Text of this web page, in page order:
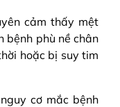
cảm thấy mệt
bệnh phù nề chân
hoặc bị suy tim
cơ mắc bệnh